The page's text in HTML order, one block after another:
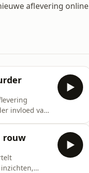
aflevering online
invloed van
rouw